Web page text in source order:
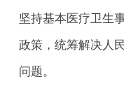
坚持基本医疗卫生
政策，统筹解决人
问题。